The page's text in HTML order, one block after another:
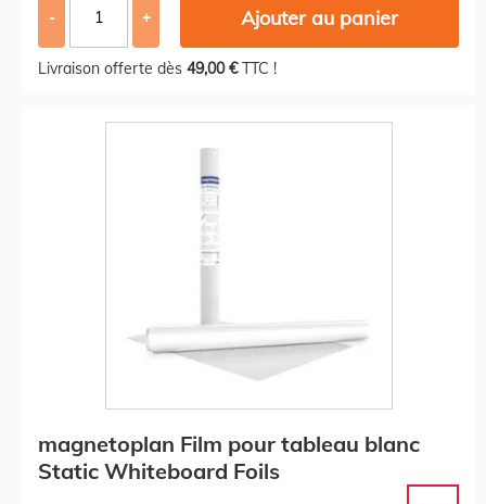
- + Ajouter au panier
Livraison offerte dès 49,00 €TTC !
magnetoplan Film pour tableau blanc
Static Whiteboard Foils